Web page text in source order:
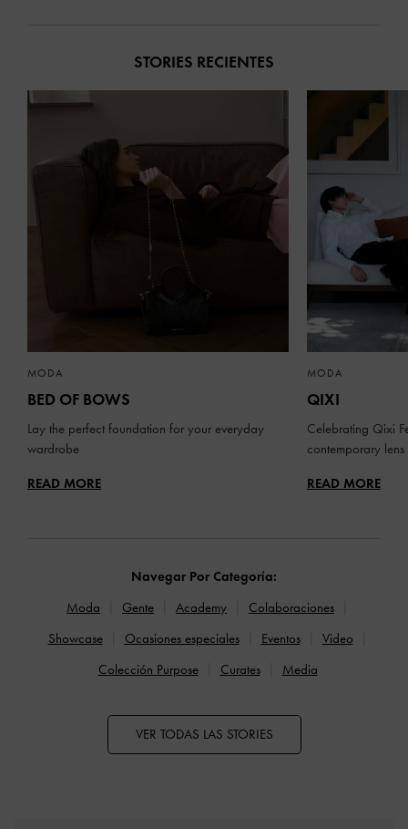
STORIES RECIENTES
MODA
BED OF BOWS
Lay the perfect foundation for your everyday
wardrobe
READ MORE
MODA
QIXI
Celebrating Qixi
contemporary lens
READ MORE
Navegar Por Categoría:
Moda
Gente Academy
Colaboraciones
Showcase
Ocasiones especiales Eventos
Video
Colección Purpose
Curates Media
VER TODAS LAS STORIES